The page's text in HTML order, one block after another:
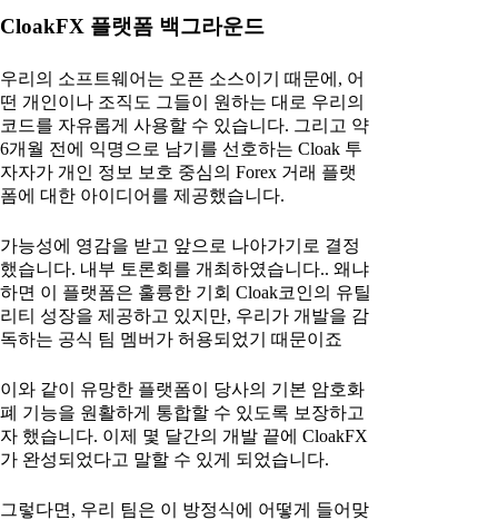
CloakFX 플랫폼 백그라운드
우리의 소프트웨어는 오픈 소스이기 때문에, 어
떤 개인이나 조직도 그들이 원하는 대로 우리의
코드를 자유롭게 사용할 수 있습니다. 그리고 약
6개월 전에 익명으로 남기를 선호하는 Cloak 투
자자가 개인 정보 보호 중심의 Forex 거래 플랫
폼에 대한 아이디어를 제공했습니다.
가능성에 영감을 받고 앞으로 나아가기로 결정
했습니다. 내부 토론회를 개최하였습니다.. 왜냐
하면 이 플랫폼은 훌륭한 기회 Cloak코인의 유틸
리티 성장을 제공하고 있지만, 우리가 개발을 감
독하는 공식 팀 멤버가 허용되었기 때문이죠
이와 같이 유망한 플랫폼이 당사의 기본 암호화
폐 기능을 원활하게 통합할 수 있도록 보장하고
자 했습니다. 이제 몇 달간의 개발 끝에 CloakFX
가 완성되었다고 말할 수 있게 되었습니다.
그렇다면, 우리 팀은 이 방정식에 어떻게 들어맞